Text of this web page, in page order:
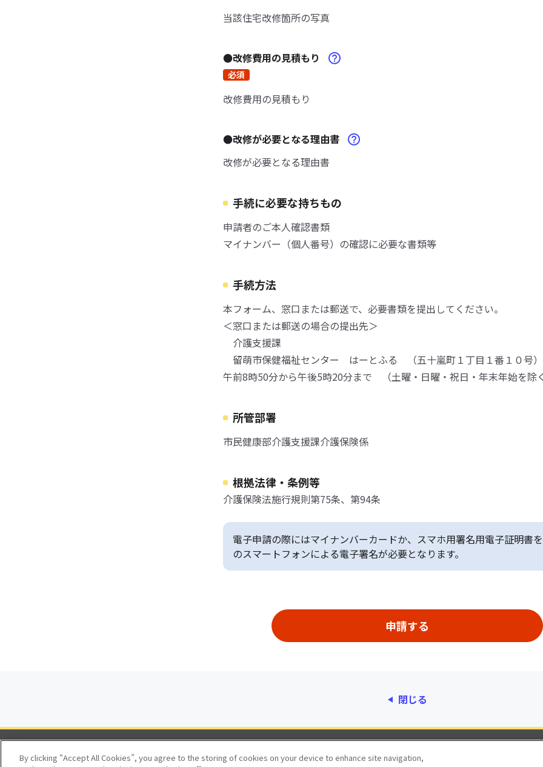
当該住宅改修箇所の写真
●改修費用の見積もり
必須
改修費用の見積もり
●改修が必要となる理由書
改修が必要となる理由書
手続に必要な持ちもの
申請者のご本人確認書類
マイナンバー（個人番号）の確認に必要な書類等
手続方法
本フォーム、窓口または郵送で、必要書類を提出してください。
＜窓口または郵送の場合の提出先＞
介護支援課
留萌市保健福祉センター はーとふる （五十嵐町１丁目１番１０号）
午前8時50分から午後5時20分まで （土曜・日曜・祝日・年末年始を除
所管部署
市民健康部介護支援課介護保険係
根拠法律・条例等
介護保険法施行規則第75条、第94条
電子申請の際にはマイナンバーカードか、スマホ用署名用電子証明書
のスマートフォンによる電子署名が必要となります。
閉じる
動作環境 個人情報保護 利用規約 アクセシ
By clicking “Accept All Cookies”, you agree to the storing of cookies on your device to enhance site navigation,